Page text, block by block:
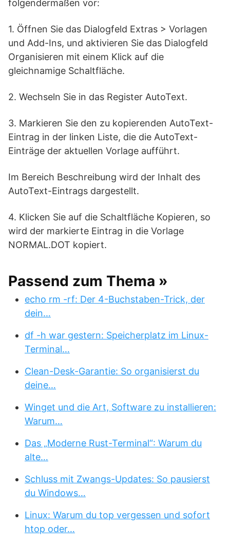
folgendermaßen vor:
1. Öffnen Sie das Dialogfeld Extras > Vorlagen
und Add-Ins, und aktivieren Sie das Dialogfeld
Organisieren mit einem Klick auf die
gleichnamige Schaltfläche.
2. Wechseln Sie in das Register AutoText.
3. Markieren Sie den zu kopierenden AutoText-
Eintrag in der linken Liste, die die AutoText-
Einträge der aktuellen Vorlage aufführt.
Im Bereich Beschreibung wird der Inhalt des
AutoText-Eintrags dargestellt.
4. Klicken Sie auf die Schaltfläche Kopieren, so
wird der markierte Eintrag in die Vorlage
NORMAL.DOT kopiert.
Passend zum Thema »
echo rm -rf: Der 4-Buchstaben-Trick, der
dein…
df -h war gestern: Speicherplatz im Linux-
Terminal…
Clean-Desk-Garantie: So organisierst du
deine…
Winget und die Art, Software zu installieren:
Warum…
Das „Moderne Rust-Terminal“: Warum du
alte…
Schluss mit Zwangs-Updates: So pausierst
du Windows…
Linux: Warum du top vergessen und sofort
htop oder…